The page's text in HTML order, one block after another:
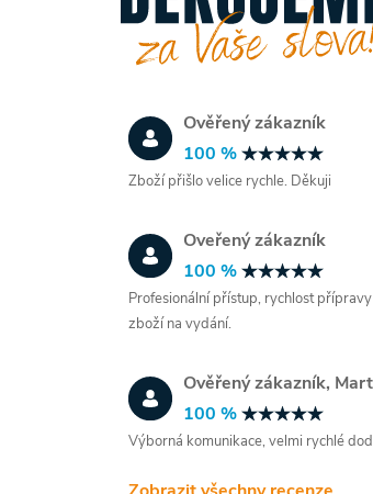
Ověřený zákazník
100 %
Zboží přišlo velice rychle. Děkuji
Oveřený zákazník
100 %
Profesionální přístup, rychlost přípravy
zboží na vydání.
Ověřený zákazník,
100 %
Výborná komunikace, velmi rychlé